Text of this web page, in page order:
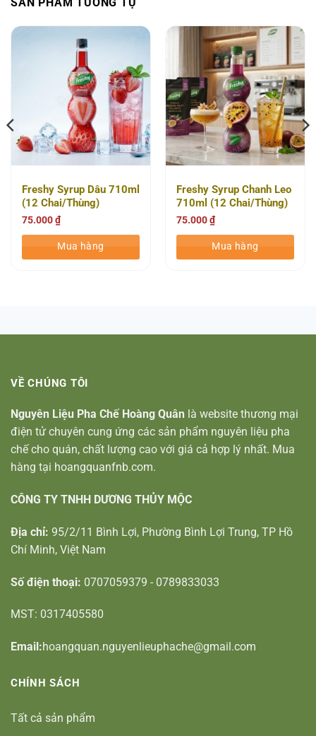
Freshy Syrup Dâu 710ml
(12 Chai/Thùng)
75.000₫
Mua hàng
Freshy Syrup Chanh Leo
710ml (12 Chai/Thùng)
75.000₫
Mua hàng
VỀ CHÚNG TÔI
Nguyên Liệu Pha Chế Hoàng Quân là website thương mại
điện tử chuyên cung ứng các sản phẩm nguyên liệu pha
chế cho quán, chất lượng cao với giá cả hợp lý nhất. Mua
hàng tại hoangquanfnb.com.
CÔNG TY TNHH DƯƠNG THỦY MỘC
Địa chỉ: 95/2/11 Bình Lợi, Phường Bình Lợi Trung, TP Hồ
Chí Minh, Việt Nam
Số điện thoại: 0707059379 - 0789833033
MST: 0317405580
Email:hoangquan.nguyenlieuphache@gmail.com
CHÍNH SÁCH
Tất cả sản phẩm